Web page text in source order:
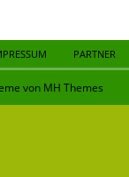
PARTNER
von MH Themes